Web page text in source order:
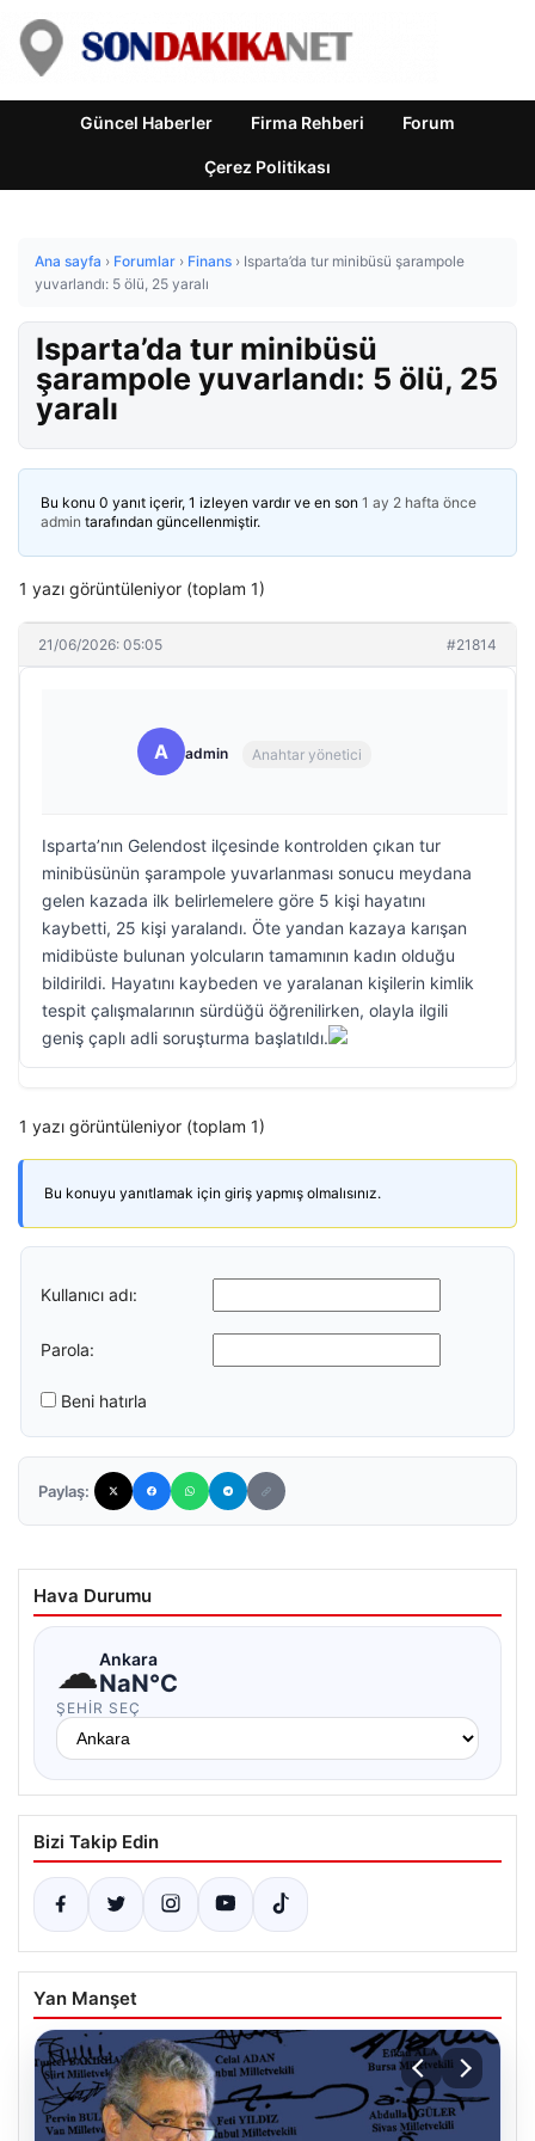
Güncel Haberler Firma Rehberi Forum
Çerez Politikası
Ana sayfa › Forumlar › Finans › Isparta’da tur minibüsü şarampole
yuvarlandı: 5 ölü, 25 yaralı
Isparta’da tur minibüsü
şarampole yuvarlandı: 5 ölü, 25
yaralı
Bu konu 0 yanıt içerir, 1 izleyen vardır ve en son 1 ay 2 hafta önce
admin tarafından güncellenmiştir.
1 yazı görüntüleniyor (toplam 1)
21/06/2026: 05:05 #21814
A admin Anahtar yönetici
Isparta’nın Gelendost ilçesinde kontrolden çıkan tur
minibüsünün şarampole yuvarlanması sonucu meydana
gelen kazada ilk belirlemelere göre 5 kişi hayatını
kaybetti, 25 kişi yaralandı. Öte yandan kazaya karışan
midibüste bulunan yolcuların tamamının kadın olduğu
bildirildi. Hayatını kaybeden ve yaralanan kişilerin kimlik
tespit çalışmalarının sürdüğü öğrenilirken, olayla ilgili
geniş çaplı adli soruşturma başlatıldı.
1 yazı görüntüleniyor (toplam 1)
Bu konuyu yanıtlamak için giriş yapmış olmalısınız.
Kullanıcı adı:
Parola:
Beni hatırla
Paylaş:
Hava Durumu
☁Ankara
NaN°C
ŞEHIR SEÇ
Bizi Takip Edin
Yan Manşet